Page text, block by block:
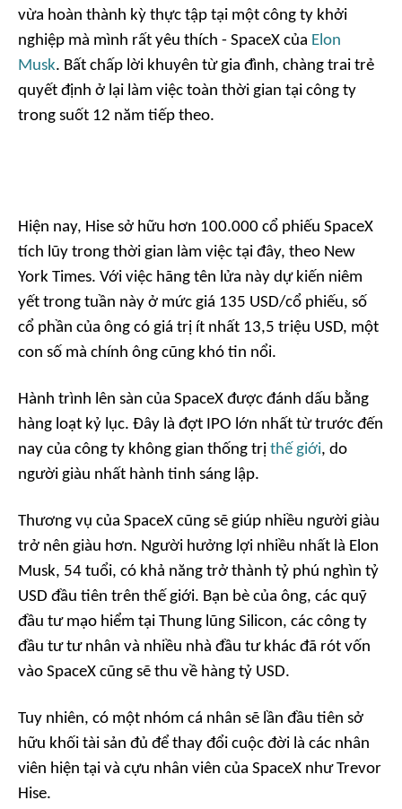
vừa hoàn thành kỳ thực tập tại một công ty khởi
nghiệp mà mình rất yêu thích - SpaceX của Elon
Musk. Bất chấp lời khuyên từ gia đình, chàng trai trẻ
quyết định ở lại làm việc toàn thời gian tại công ty
trong suốt 12 năm tiếp theo.
Hiện nay, Hise sở hữu hơn 100.000 cổ phiếu SpaceX
tích lũy trong thời gian làm việc tại đây, theo New
York Times. Với việc hãng tên lửa này dự kiến niêm
yết trong tuần này ở mức giá 135 USD/cổ phiếu, số
cổ phần của ông có giá trị ít nhất 13,5 triệu USD, một
con số mà chính ông cũng khó tin nổi.
Hành trình lên sàn của SpaceX được đánh dấu bằng
hàng loạt kỷ lục. Đây là đợt IPO lớn nhất từ trước đến
nay của công ty không gian thống trị thế giới, do
người giàu nhất hành tinh sáng lập.
Thương vụ của SpaceX cũng sẽ giúp nhiều người giàu
trở nên giàu hơn. Người hưởng lợi nhiều nhất là Elon
Musk, 54 tuổi, có khả năng trở thành tỷ phú nghìn tỷ
USD đầu tiên trên thế giới. Bạn bè của ông, các quỹ
đầu tư mạo hiểm tại Thung lũng Silicon, các công ty
đầu tư tư nhân và nhiều nhà đầu tư khác đã rót vốn
vào SpaceX cũng sẽ thu về hàng tỷ USD.
Tuy nhiên, có một nhóm cá nhân sẽ lần đầu tiên sở
hữu khối tài sản đủ để thay đổi cuộc đời là các nhân
viên hiện tại và cựu nhân viên của SpaceX như Trevor
Hise.